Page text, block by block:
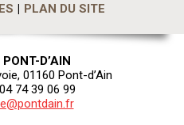
PLAN DU SITE
D’AIN
01160 Pont-d’Ain
74 39 06 99